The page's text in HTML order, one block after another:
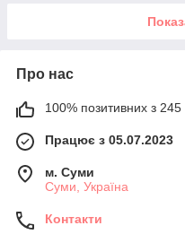
Про нас
100% позитивних з 245
Працює з 05.07.2023
м. Суми
Суми, Україна
Контакти